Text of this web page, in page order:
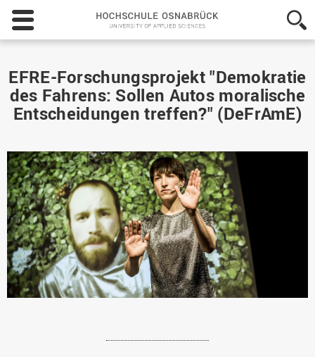
Hochschule
Osnabrück
-
Applied
Sciences
EFRE-Forschungsprojekt "Demokratie
des Fahrens: Sollen Autos moralische
Entscheidungen treffen?" (DeFrAmE)